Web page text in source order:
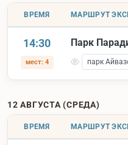
ВРЕМЯ МАРШРУТ
14:30
мест: 4
Парк
парк
12 АВГУСТА (СРЕДА)
ВРЕМЯ МАРШРУТ